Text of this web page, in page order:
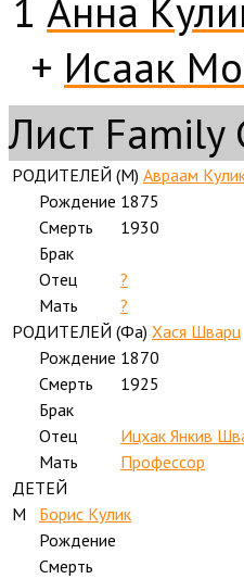
+ Исаак
Лист Family
РОДИТЕЛЕЙ (M) Авраам
Рождение 1875
Смерть
1930
Брак
Отец
?
Мать
?
РОДИТЕЛЕЙ (Фа) Хася Шварц
Рождение 1870
Смерть
1925
Брак
Отец
Ицхак Янкив
Мать
Профессор
ДЕТЕЙ
M
Борис Кулик
Рождение
Смерть